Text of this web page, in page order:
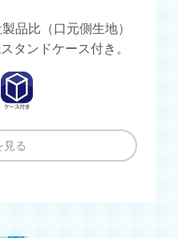
比（口元側生地）
タンドケース付き。
ィッター
幅広ふわふわゴム
ケース付き
見る